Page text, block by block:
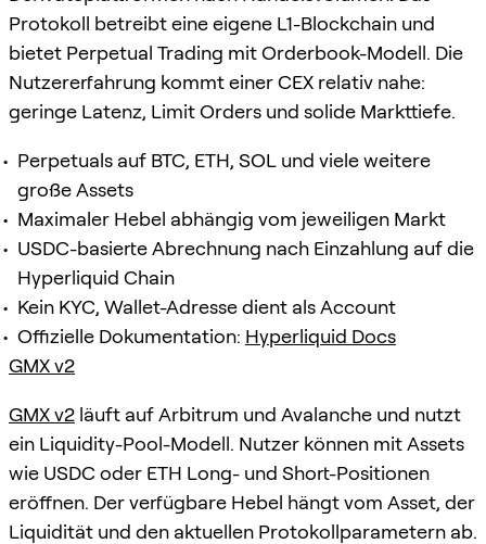
Protokoll betreibt eine eigene L1-Blockchain und
bietet Perpetual Trading mit Orderbook-Modell. Die
Nutzererfahrung kommt einer CEX relativ nahe:
geringe Latenz, Limit Orders und solide Markttiefe.
Perpetuals auf BTC, ETH, SOL und viele weitere
große Assets
Maximaler Hebel abhängig vom jeweiligen Markt
USDC-basierte Abrechnung nach Einzahlung auf die
Hyperliquid Chain
Kein KYC, Wallet-Adresse dient als Account
Offizielle Dokumentation: Hyperliquid Docs
GMX v2
GMX v2 läuft auf Arbitrum und Avalanche und nutzt
ein Liquidity-Pool-Modell. Nutzer können mit Assets
wie USDC oder ETH Long- und Short-Positionen
eröffnen. Der verfügbare Hebel hängt vom Asset, der
Liquidität und den aktuellen Protokollparametern ab.